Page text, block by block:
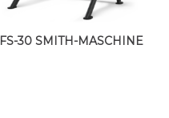
FS-30 SMITH-MASCHINE